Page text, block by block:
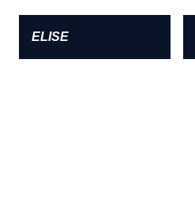
ELISE